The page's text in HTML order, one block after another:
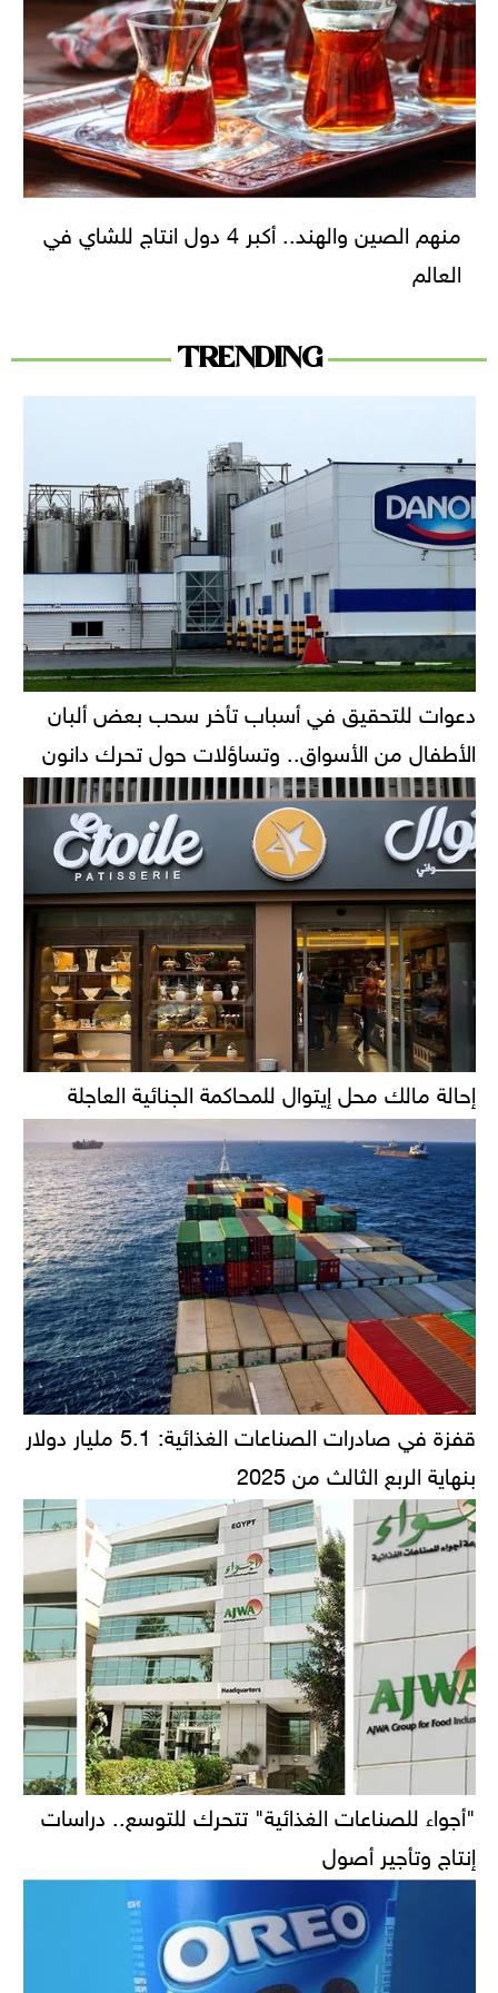
منهم الصين والهند.. أكبر 4 دول انتاج للشاي في
العالم
TRENDING
دعوات للتحقيق في أسباب تأخر سحب بعض ألبان
الأطفال من الأسواق.. وتساؤلات حول تحرك دانون
إحالة مالك محل إيتوال للمحاكمة الجنائية العاجلة
قفزة في صادرات الصناعات الغذائية: 5.1 مليار دولار
بنهاية الربع الثالث من 2025
"أجواء للصناعات الغذائية" تتحرك للتوسع.. دراسات
إنتاج وتأجير أصول